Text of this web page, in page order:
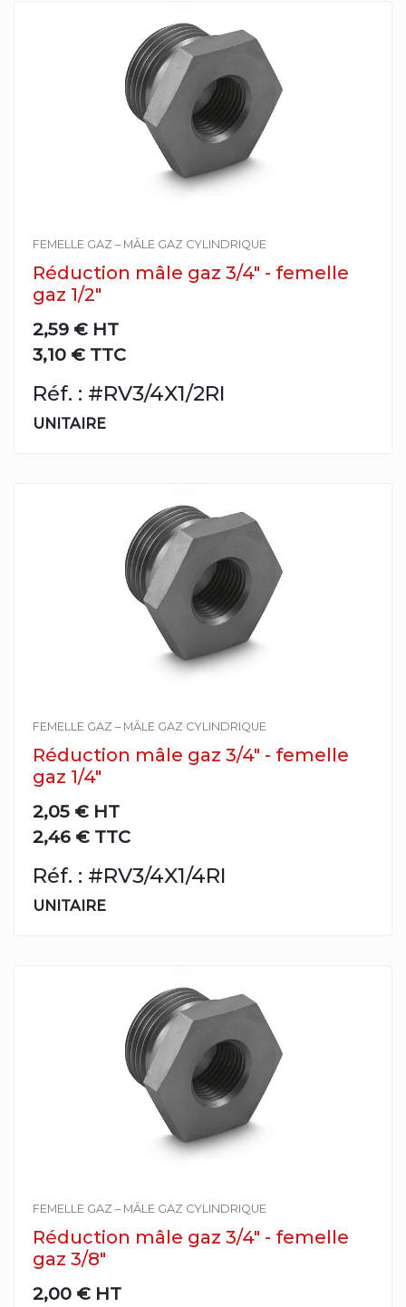
FEMELLE GAZ – MÂLE GAZ CYLINDRIQUE
Réduction mâle gaz 3/4" - femelle
gaz 1/2"
2,59 € HT
3,10 € TTC
Réf. : #RV3/4X1/2RI
UNITAIRE
FEMELLE GAZ – MÂLE GAZ CYLINDRIQUE
Réduction mâle gaz 3/4" - femelle
gaz 1/4"
2,05 € HT
2,46 € TTC
Réf. : #RV3/4X1/4RI
UNITAIRE
FEMELLE GAZ – MÂLE GAZ CYLINDRIQUE
Réduction mâle gaz 3/4" - femelle
gaz 3/8"
2,00 € HT